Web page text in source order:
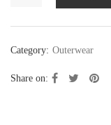
Category: Outerwear
Share on: